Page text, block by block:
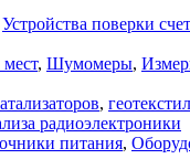
Устройства поверки
, Шумомеры,
,
радиоэлектроники
питания,